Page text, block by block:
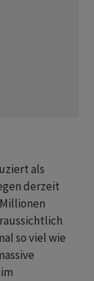
als
derzeit
so viel wie